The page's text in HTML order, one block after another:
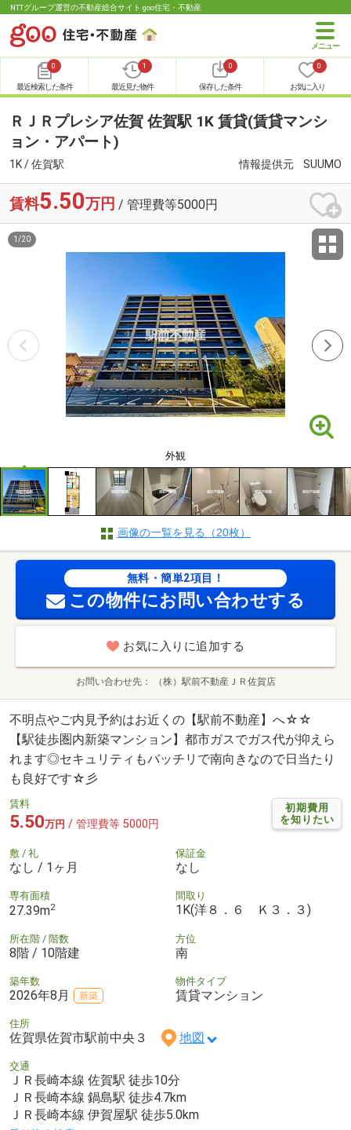
NTTグループ運営の不動産総合サイト goo住宅・不動産
0
最近検索した条件
1
最近見た物件
0
保存した条件
0
お気に入り
ＲＪＲプレシア佐賀 佐賀駅 1K 賃貸(賃貸マンシ
ョン・アパート)
1K / 佐賀駅 情報提供元 SUUMO
賃料5.50万円 / 管理費等5000円
外観
1 /20
画像の一覧を見る（20枚）
無料・簡単2項目！
この物件にお問い合わせする
お気に入りに追加する
お問い合わせ先 （株）駅前不動産ＪＲ佐賀店
不明点やご内見予約はお近くの【駅前不動産】へ☆☆
【駅徒歩圏内新築マンション】都市ガスでガス代が抑えら
れます◎セキュリティもバッチリで南向きなので日当たり
も良好です☆彡
初期費用
を知りたい
賃料
5.50万円 / 管理費等 5000円
敷 / 礼
なし / 1ヶ月
保証金
なし
専有面積
27.39m2
間取り
1K(洋８．６ Ｋ３．３)
所在階 / 階数
8階 / 10階建
方位
南
築年数
2026年8月 新築
物件タイプ
賃貸マンション
住所
佐賀県佐賀市駅前中央３ 地図
交通
ＪＲ長崎本線 佐賀駅 徒歩10分
ＪＲ長崎本線 鍋島駅 徒歩4.7km
ＪＲ長崎本線 伊賀屋駅 徒歩5.0km